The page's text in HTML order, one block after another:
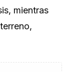
mientras